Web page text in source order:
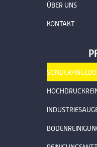
ÜBER UNS
KONTAKT